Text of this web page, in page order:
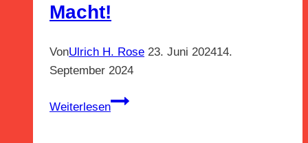
Macht!
VonUlrich H. Rose 23. Juni 202414.
September 2024
Weiterlesen
Aufruf